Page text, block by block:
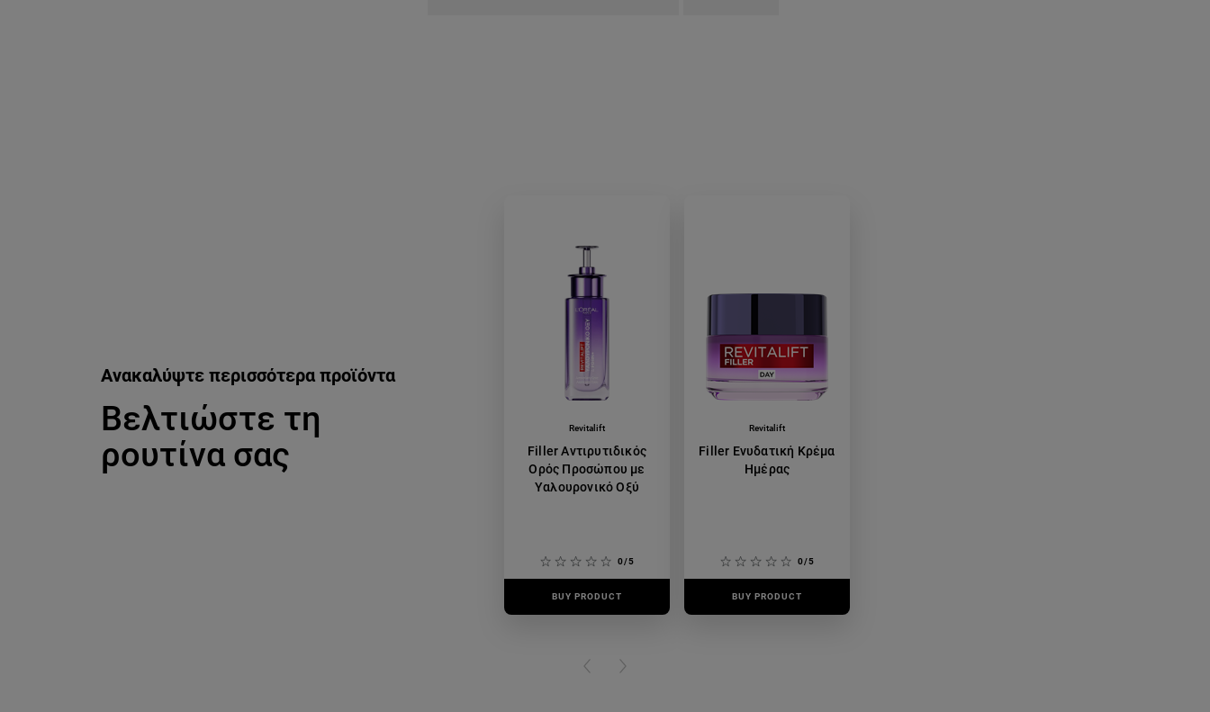
Βελτιώστε τη
ρουτίνα σας
Ανακαλύψτε περισσότερα προϊόντα
Revitalift
Filler Αντιρυτιδικός
Ορός Προσώπου με
Υαλουρονικό Οξύ
0/5
BUY PRODUCT
Revitalift
Filler Ενυδατική Κρέμα
Ημέρας
0/5
BUY PRODUCT
PREVIOUS CARD
NEXT CARD